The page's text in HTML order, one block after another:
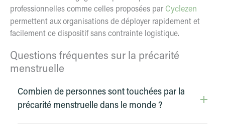
professionnelles comme celles proposées par Cyclezen
permettent aux organisations de déployer rapidement et
facilement ce dispositif sans contrainte logistique.
Questions fréquentes sur la précarité
menstruelle
Combien de personnes sont touchées par la
précarité menstruelle dans le monde ?